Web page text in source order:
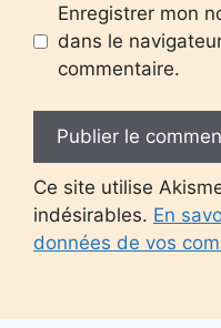
Enregistrer mon
dans le
commentaire.
Ce site utilise
indésirables. En
données de vos